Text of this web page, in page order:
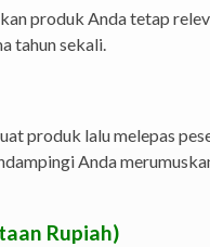
produk Anda tetap
tahun sekali.
produk lalu melepas
Anda
Rupiah)